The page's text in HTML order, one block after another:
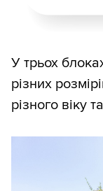
У трьох
різних
різного віку